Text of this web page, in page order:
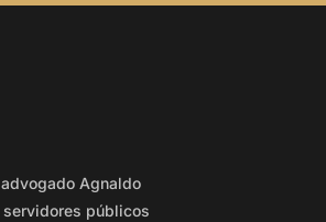
Agnaldo
servidores públicos